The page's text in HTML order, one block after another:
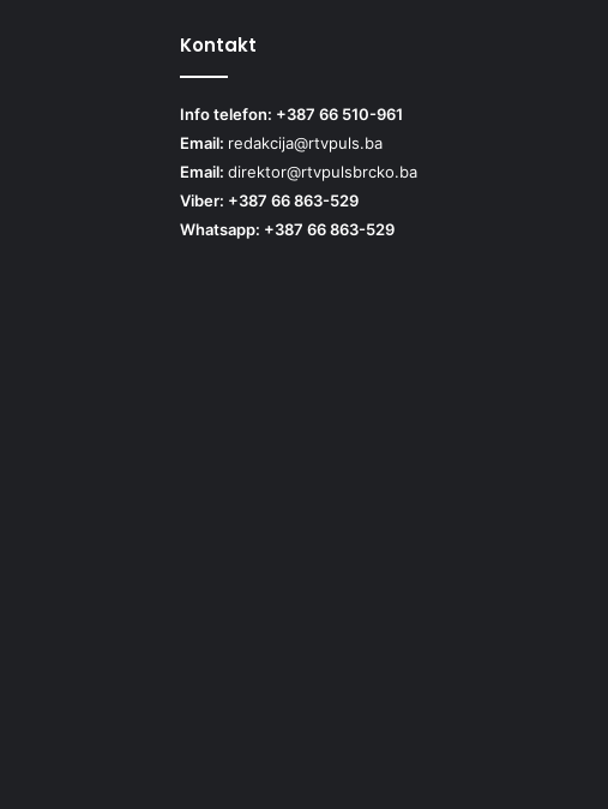
Kontakt
Info telefon: +387 66 510-961
Email: redakcija@rtvpuls.ba
Email: direktor@rtvpulsbrcko.ba
Viber: +387 66 863-529
Whatsapp: +387 66 863-529